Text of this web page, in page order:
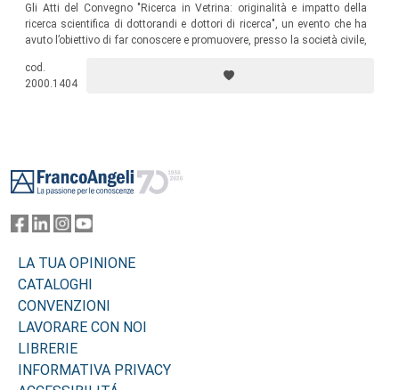
Gli Atti del Convegno "Ricerca in Vetrina: originalità e impatto della
ricerca scientifica di dottorandi e dottori di ricerca", un evento che ha
avuto l’obiettivo di far conoscere e promuovere, presso la società civile,
dell’attività scientifica dei cosiddetti "precari della ricerca".
cod.
2000.1404
LA TUA OPINIONE
CATALOGHI
CONVENZIONI
LAVORARE CON NOI
LIBRERIE
INFORMATIVA PRIVACY